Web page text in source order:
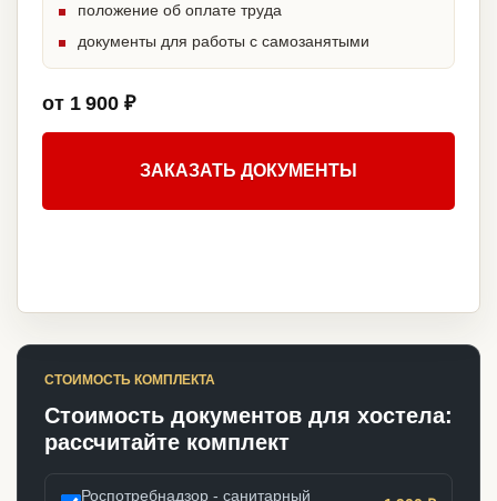
положение об оплате труда
документы для работы с самозанятыми
от 1 900 ₽
ЗАКАЗАТЬ ДОКУМЕНТЫ
СТОИМОСТЬ КОМПЛЕКТА
Стоимость документов для хостела:
рассчитайте комплект
Роспотребнадзор - санитарный